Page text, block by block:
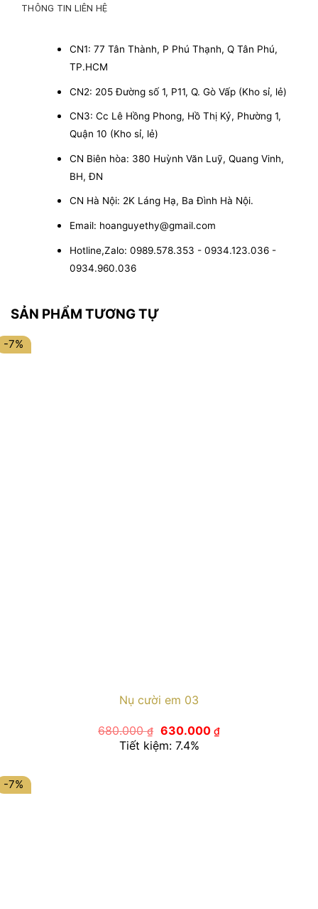
THÔNG TIN LIÊN HỆ
CN1: 77 Tân Thành, P Phú Thạnh, Q Tân Phú,
TP.HCM
CN2: 205 Đường số 1, P11, Q. Gò Vấp (Kho sỉ, lẻ)
CN3: Cc Lê Hồng Phong, Hồ Thị Kỷ, Phường 1,
Quận 10 (Kho sỉ, lẻ)
CN Biên hòa: 380 Huỳnh Văn Luỹ, Quang Vinh,
BH, ĐN
CN Hà Nội: 2K Láng Hạ, Ba Đình Hà Nội.
Email: hoanguyethy@gmail.com
Hotline,Zalo: 0989.578.353 - 0934.123.036 -
0934.960.036
SẢN PHẨM TƯƠNG TỰ
-7%
Nụ cười em 03
680.000₫ Giá
gốc
là:
630.000 ₫Giá
hiện
Tiết kiệm: 7.4%
-7%